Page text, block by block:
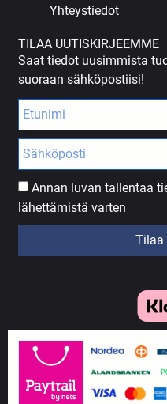
Yhteystiedot
TILAA UUTISKIRJEEMME
Saat tiedot uusimmista
suoraan sähköpostiisi!
Annan luvan tallentaa
lähettämistä varten
Tilaa